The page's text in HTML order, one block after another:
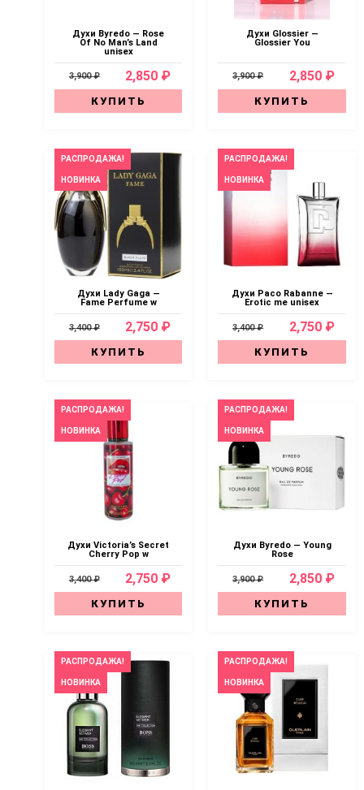
Духи Byredo — Rose
Of No Man’s Land
unisex
3,900 ₽ 2,850 ₽
КУПИТЬ
Духи Glossier —
Glossier You
3,900 ₽ 2,850 ₽
КУПИТЬ
РАСПРОДАЖА!
НОВИНКА
Духи Lady Gaga —
Fame Perfume w
3,400 ₽ 2,750 ₽
КУПИТЬ
РАСПРОДАЖА!
НОВИНКА
Духи Paco Rabanne —
Erotic me unisex
3,400 ₽ 2,750 ₽
КУПИТЬ
РАСПРОДАЖА!
НОВИНКА
Духи Victoria’s Secret
Cherry Pop w
3,400 ₽ 2,750 ₽
КУПИТЬ
РАСПРОДАЖА!
НОВИНКА
Духи Byredo — Young
Rose
3,900 ₽ 2,850 ₽
КУПИТЬ
РАСПРОДАЖА!
НОВИНКА
РАСПРОДАЖА!
НОВИНКА